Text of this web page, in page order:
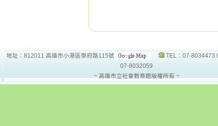
地址：812011 高雄市小港區學府路115號
TEL：07-8034473
07-8032059
~ 高雄市立社會教育館版權所有 ~